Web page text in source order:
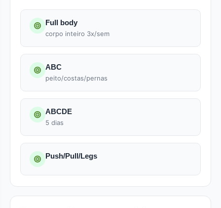
Full body
corpo inteiro 3x/sem
ABC
peito/costas/pernas
ABCDE
5 dias
Push/Pull/Legs